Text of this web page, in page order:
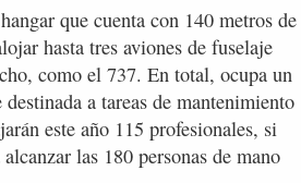
que cuenta con 140 metros de
hasta tres aviones de fuselaje
como el 737. En total, ocupa un
a tareas de mantenimiento
este año 115 profesionales, si
las 180 personas de mano